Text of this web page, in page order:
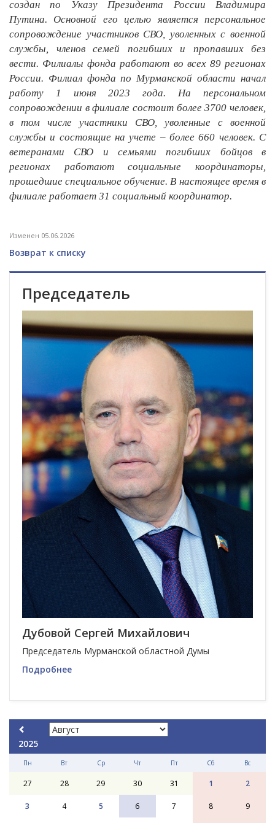
создан по Указу Президента России Владимира
Путина. Основной его целью является персональное
сопровождение участников СВО, уволенных с военной
службы, членов семей погибших и пропавших без
вести. Филиалы фонда работают во всех 89 регионах
России. Филиал фонда по Мурманской области начал
работу 1 июня 2023 года. На персональном
сопровождении в филиале состоит более 3700 человек,
в том числе участники СВО, уволенные с военной
службы и состоящие на учете – более 660 человек. С
ветеранами СВО и семьями погибших бойцов в
регионах работают социальные координаторы,
прошедшие специальное обучение. В настоящее время в
филиале работает 31 социальный координатор.
Изменен 05.06.2026
Возврат к списку
Председатель
Дубовой Сергей Михайлович
Председатель Мурманской областной Думы
Подробнее
2025
Пн Вт Ср Чт Пт Сб Вс
27 28 29 30 31 1 2
3 4 5 6 7 8 9